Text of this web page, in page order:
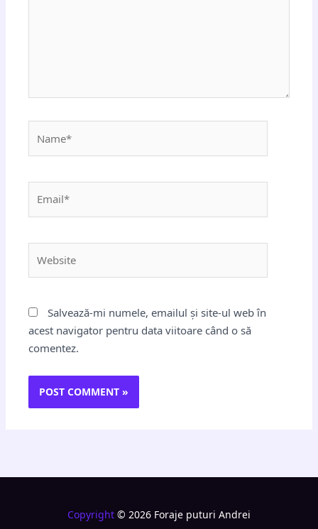
Salvează-mi numele, emailul și site-ul web în
acest navigator pentru data viitoare când o să
comentez.
Copyright © 2026 Foraje puturi Andrei